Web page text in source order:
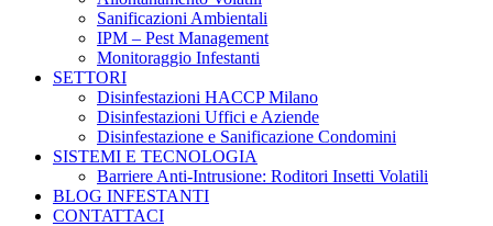
Sanificazioni Ambientali
IPM – Pest Management
Monitoraggio Infestanti
SETTORI
Disinfestazioni HACCP Milano
Disinfestazioni Uffici e Aziende
Disinfestazione e Sanificazione Condomini
SISTEMI E TECNOLOGIA
Barriere Anti-Intrusione: Roditori Insetti Volatili
BLOG INFESTANTI
CONTATTACI